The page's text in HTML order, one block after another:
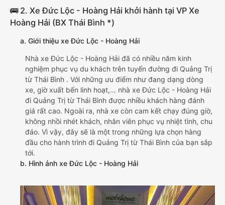
🚌 2. Xe Đức Lộc - Hoàng Hải khởi hành tại VP Xe
Hoàng Hải (BX Thái Bình *)
a. Giới thiệu xe Đức Lộc - Hoàng Hải
Nhà xe Đức Lộc - Hoàng Hải đã có nhiều năm kinh
nghiệm phục vụ du khách trên tuyến đường đi Quảng Trị
từ Thái Bình . Với những ưu điểm như đang dạng dòng
xe, giờ xuất bến linh hoạt,… nhà xe Đức Lộc - Hoàng Hải
đi Quảng Trị từ Thái Bình được nhiều khách hàng đánh
giá rất cao. Ngoài ra, nhà xe còn cam kết chạy đúng giờ,
không nhồi nhét khách, nhân viên phục vụ nhiệt tình, chu
đáo. Vì vậy, đây sẽ là một trong những lựa chọn hàng
đầu cho hành trình đi Quảng Trị từ Thái Bình của bạn sắp
tới.
b. Hình ảnh xe Đức Lộc - Hoàng Hải